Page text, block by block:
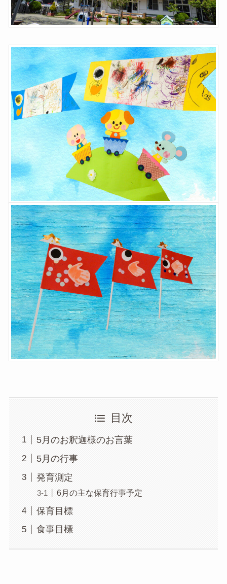
目次
5月のお釈迦様のお言葉
5月の行事
発育測定
6月の主な保育行事予定
保育目標
食事目標